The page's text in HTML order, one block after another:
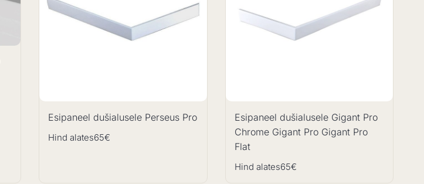
Esipaneel dušialusele Perseus Pro
Hind alates65€
Esipaneel dušialusele Gigant Pro
Chrome Gigant Pro Gigant Pro
Flat
Hind alates65€